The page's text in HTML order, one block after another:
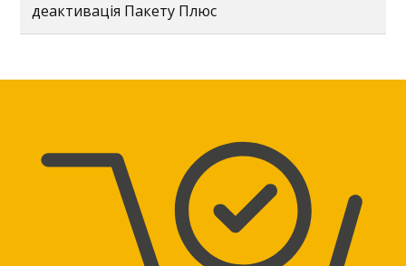
деактивація Пакету Плюс